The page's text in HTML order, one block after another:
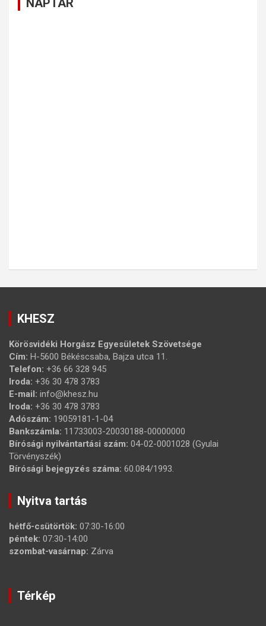
KHESZ
Körösvidéki Horgász Egyesületek Szövetsége
Cím: H-5600 Békéscsaba, Bajza utca 11.
Telefon: +36 66 328 945
Iroda: +36 30 478 3783
E-mail: info@khesz.hu
Iroda: +36 30 478 3783
Adószám: 19059181-1-04
Bankszámla: 11733003-20030188-00000000
Bírósági nyilvántartási szám: 04-02-0001028 (Gyulai
Törvényszék)
Bírósági bejegyzés száma: 60.084/1993.
Nyitva tartás
hétfő-csütörtök: 07:30-16:00
péntek: 07:30-14:00
szombat-vasárnap: Zárva
Térkép